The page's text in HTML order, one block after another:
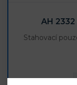
AH
Stahovací